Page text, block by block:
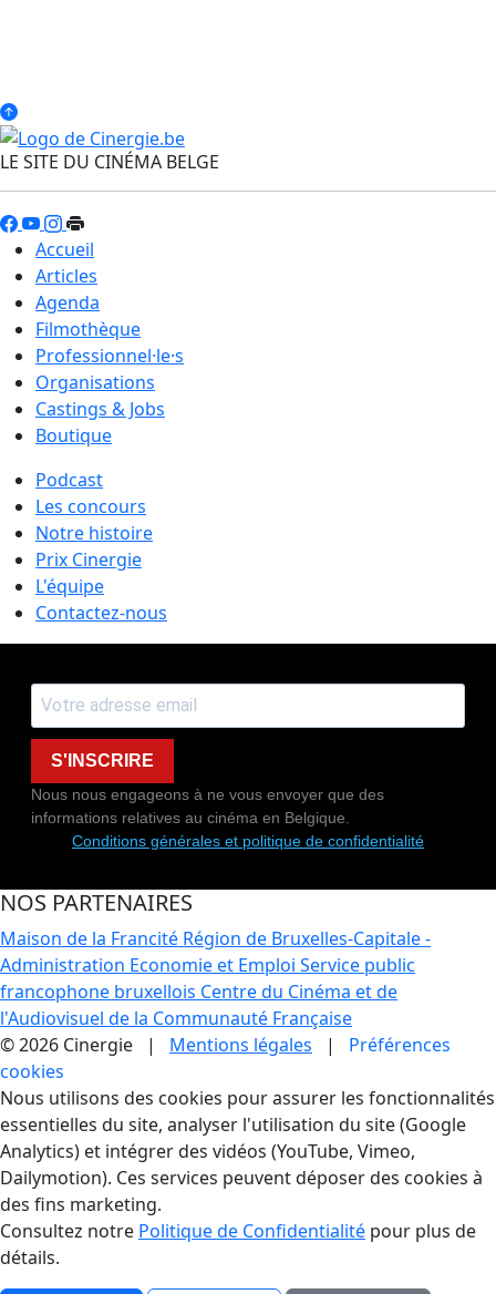
LE SITE DU CINÉMA BELGE
Accueil
Articles
Agenda
Filmothèque
Professionnel·le·s
Organisations
Castings & Jobs
Boutique
Podcast
Les concours
Notre histoire
Prix Cinergie
L'équipe
Contactez-nous
S'INSCRIRE
Nous nous engageons à ne vous envoyer que des
informations relatives au cinéma en Belgique.
Conditions générales et politique de confidentialité
NOS PARTENAIRES
Maison de la Francité Région de Bruxelles-Capitale -
Administration Economie et Emploi Service public
francophone bruxellois Centre du Cinéma et de
l'Audiovisuel de la Communauté Française
© 2026 Cinergie | Mentions légales | Préférences
cookies
Gestion des Cookies
Nous utilisons des cookies pour assurer les fonctionnalités
essentielles du site, analyser l'utilisation du site (Google
Analytics) et intégrer des vidéos (YouTube, Vimeo,
Dailymotion). Ces services peuvent déposer des cookies à
des fins marketing.
Consultez notre Politique de Confidentialité pour plus de
détails.